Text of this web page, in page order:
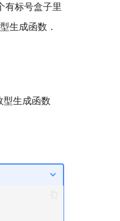
有标号盒子里
生成函数．
型生成函数